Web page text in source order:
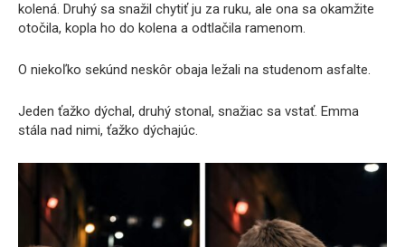
kolená. Druhý sa snažil chytiť ju za ruku, ale ona sa okamžite
otočila, kopla ho do kolena a odtlačila ramenom.
O niekoľko sekúnd neskôr obaja ležali na studenom asfalte.
Jeden ťažko dýchal, druhý stonal, snažiac sa vstať. Emma
stála nad nimi, ťažko dýchajúc.